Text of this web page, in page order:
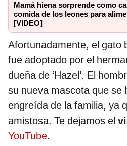
Mamá hiena sorprende como
comida de los leones para
[VIDEO]
Afortunadamente, el gato
fue adoptado por el
dueña de ‘Hazel’. El
su nueva mascota que se
engreída de la familia, ya
amistosa. Te dejamos el
YouTube.